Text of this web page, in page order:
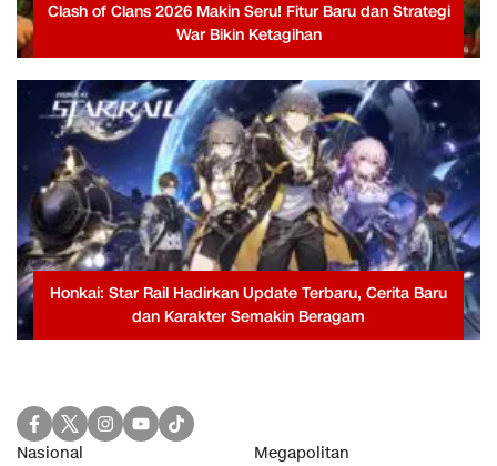
Clash of Clans 2026 Makin Seru! Fitur Baru dan Strategi
War Bikin Ketagihan
Honkai: Star Rail Hadirkan Update Terbaru, Cerita Baru
dan Karakter Semakin Beragam
Nasional
Megapolitan